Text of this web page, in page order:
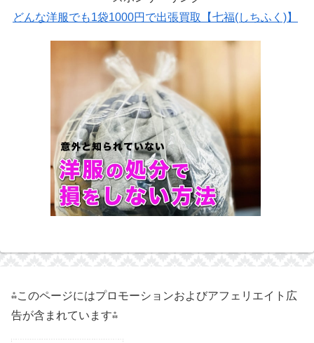
どんな洋服でも1袋1000円で出張買取【七福(しちふく)】
⁂このページにはプロモーションおよびアフェリエイト広
告が含まれています⁂